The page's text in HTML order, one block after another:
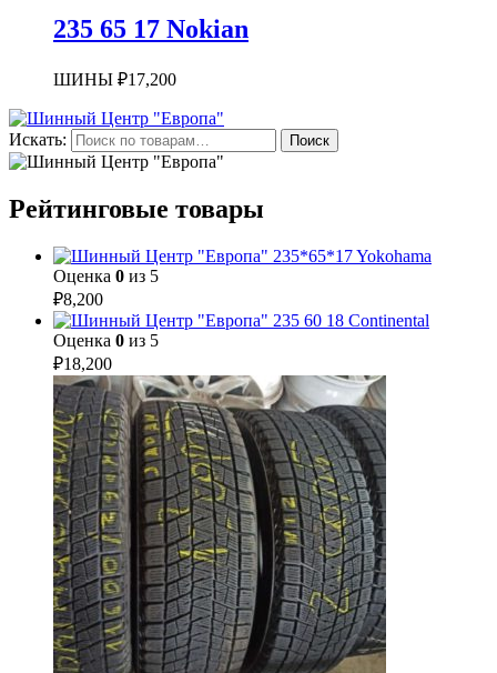
235 65 17 Nokian
ШИНЫ ₽17,200
Искать: Поиск
Рейтинговые товары
235*65*17 Yokohama
Оценка 0 из 5
₽8,200
235 60 18 Continental
Оценка 0 из 5
₽18,200